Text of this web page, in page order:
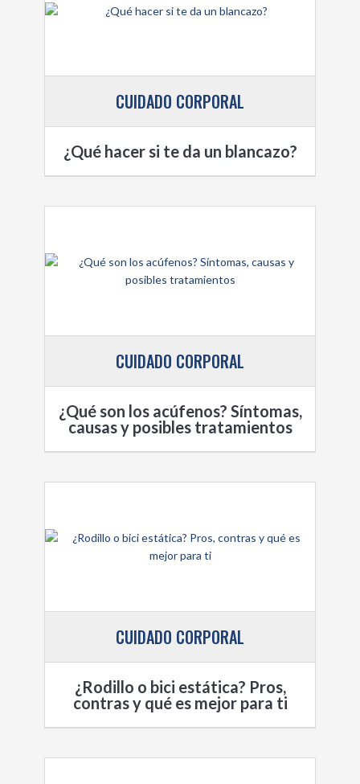
CUIDADO CORPORAL
¿Qué hacer si te da un blancazo?
CUIDADO CORPORAL
¿Qué son los acúfenos? Síntomas,
causas y posibles tratamientos
CUIDADO CORPORAL
¿Rodillo o bici estática? Pros,
contras y qué es mejor para ti